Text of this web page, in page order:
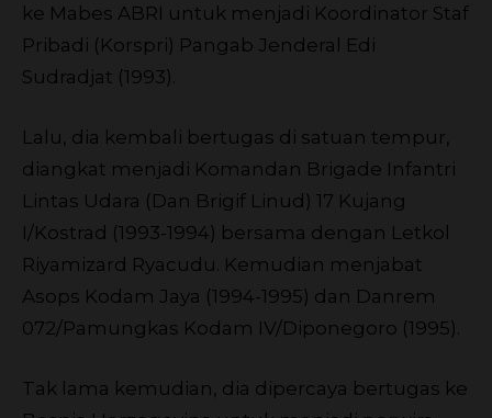
ke Mabes ABRI untuk menjadi Koordinator Staf
Pribadi (Korspri) Pangab Jenderal Edi
Sudradjat (1993).
Lalu, dia kembali bertugas di satuan tempur,
diangkat menjadi Komandan Brigade Infantri
Lintas Udara (Dan Brigif Linud) 17 Kujang
I/Kostrad (1993-1994) bersama dengan Letkol
Riyamizard Ryacudu. Kemudian menjabat
Asops Kodam Jaya (1994-1995) dan Danrem
072/Pamungkas Kodam IV/Diponegoro (1995).
Tak lama kemudian, dia dipercaya bertugas ke